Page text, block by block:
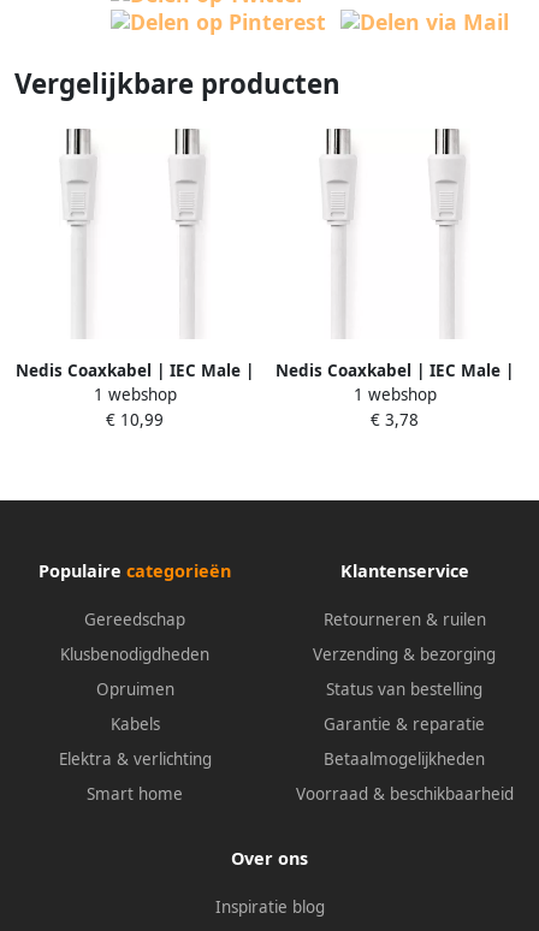
Vergelijkbare producten
Nedis Coaxkabel | IEC Male |
IEC Female | 90 dB | 25 m |
Wit | 1 stuks
1 webshop
€ 10,99
Nedis Coaxkabel | IEC Male |
IEC Female | 90 dB | 2 m |
Wit | 1 stuks
1 webshop
€ 3,78
Populaire categorieën
Gereedschap
Klusbenodigdheden
Opruimen
Kabels
Elektra & verlichting
Smart home
Klantenservice
Retourneren & ruilen
Verzending & bezorging
Status van bestelling
Garantie & reparatie
Betaalmogelijkheden
Voorraad & beschikbaarheid
Over ons
Inspiratie blog